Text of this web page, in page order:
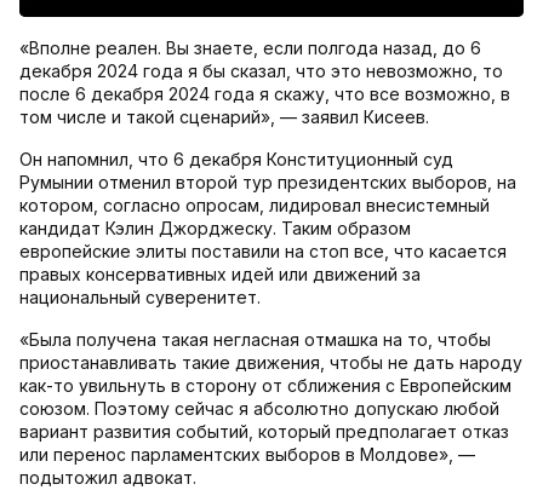
«Вполне реален. Вы знаете, если полгода назад, до 6
декабря 2024 года я бы сказал, что это невозможно, то
после 6 декабря 2024 года я скажу, что все возможно, в
том числе и такой сценарий», — заявил Кисеев.
Он напомнил, что 6 декабря Конституционный суд
Румынии отменил второй тур президентских выборов, на
котором, согласно опросам, лидировал внесистемный
кандидат Кэлин Джорджеску. Таким образом
европейские элиты поставили на стоп все, что касается
правых консервативных идей или движений за
национальный суверенитет.
«Была получена такая негласная отмашка на то, чтобы
приостанавливать такие движения, чтобы не дать народу
как-то увильнуть в сторону от сближения с Европейским
союзом. Поэтому сейчас я абсолютно допускаю любой
вариант развития событий, который предполагает отказ
или перенос парламентских выборов в Молдове», —
подытожил адвокат.